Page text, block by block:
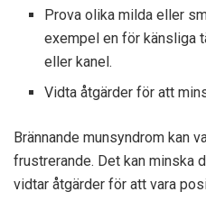
Prova olika milda eller
exempel en för känsliga
eller kanel.
Vidta åtgärder för att
Brännande munsyndrom kan
frustrerande. Det kan minska
vidtar åtgärder för att vara